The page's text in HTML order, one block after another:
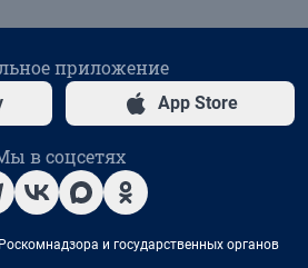
приложение
App Store
в соцсетях
и государственных органов